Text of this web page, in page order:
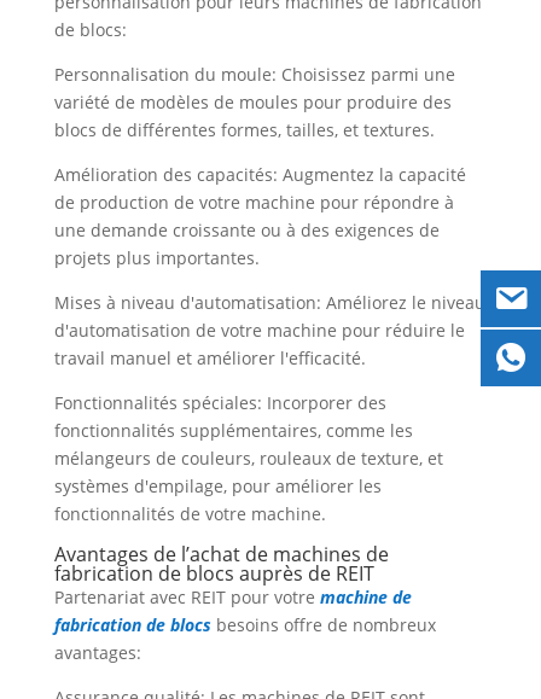
de blocs:
Personnalisation du moule: Choisissez parmi une
variété de modèles de moules pour produire des
blocs de différentes formes, tailles, et textures.
Amélioration des capacités: Augmentez la capacité
de production de votre machine pour répondre à
une demande croissante ou à des exigences de
projets plus importantes.
Mises à niveau d'automatisation: Améliorez le niveau
d'automatisation de votre machine pour réduire le
travail manuel et améliorer l'efficacité.
Fonctionnalités spéciales: Incorporer des
fonctionnalités supplémentaires, comme les
mélangeurs de couleurs, rouleaux de texture, et
systèmes d'empilage, pour améliorer les
fonctionnalités de votre machine.
Avantages de l’achat de machines de
fabrication de blocs auprès de REIT
Partenariat avec REIT pour votre machine de
fabrication de blocsbesoins offre de nombreux
avantages: